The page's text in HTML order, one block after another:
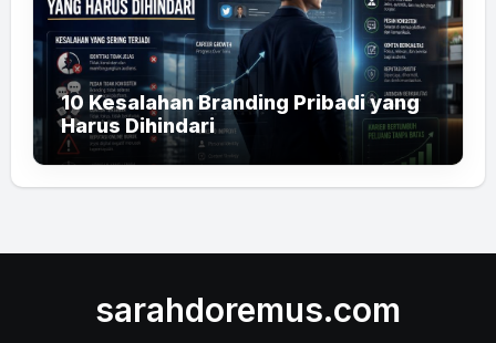
10 Kesalahan Branding Pribadi yang
Harus Dihindari
sarahdoremus.com